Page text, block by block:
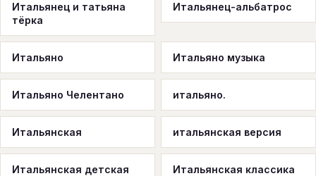
Итальянец и татьяна
тёрка
Итальянец-альбатрос
Итальяно Итальяно музыка
Итальяно Челентано итальяно.
Итальянская итальянская версия
Итальянская детская
Итальянская классика